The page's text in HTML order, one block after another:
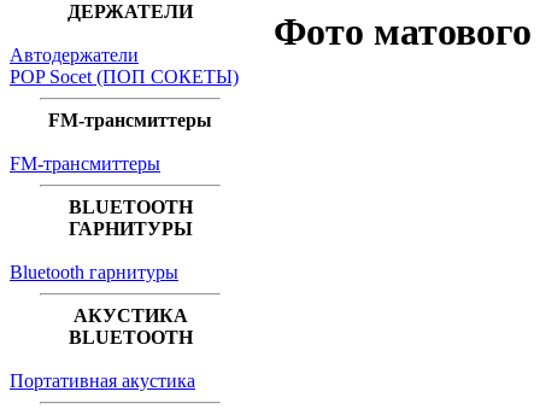
ДЕРЖАТЕЛИ
Автодержатели
POP Socet (ПОП СОКЕТЫ)
FM-трансмиттеры
FM-трансмиттеры
BLUETOOTH
ГАРНИТУРЫ
Bluetooth гарнитуры
АКУСТИКА
BLUETOOTH
Портативная акустика
Фото